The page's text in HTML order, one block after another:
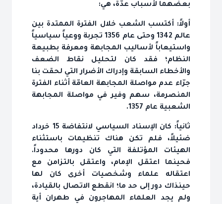
بعضهما لأسباب عدّة، هي:
أولاً: أكتسب الشعب خلال الفترة الممتدة بين
عالم 1342 وحتى عام 1356 تجربة ووعياً سياسياً
واستيعاباً لأساليب المجابهة ومعرفة بطبيعة
النظام؛ فقد كان لتحليل نقاط الضعف
والأخطاء السابقة وإدراك الأضرار التي لحقت بنا
جرّاء عدم مواصلة المجابهة العامّة أثناء الفترة
المنصرمة، سهم وفير في مواصلة المجابهة
الشعبية عام 1357.
ثانياً: كان الإسناد السياسي لانتفاضة 15 خرداد
ضئيلاً، فلم تكن هناك تنظيمات باستثناء
الهيئات المؤتلفة التي كان دورها محدوداً.
فحينما اعتقل الإمام، واعتقل بالتزامن مع
اعتقاله علماء وشخصيات أخرى كان لها
حينذاك دور إلى حد ما؛ انقطع الاتصال بالقيادة،
ولم يجد العلماء المهاجرون في طهران أية